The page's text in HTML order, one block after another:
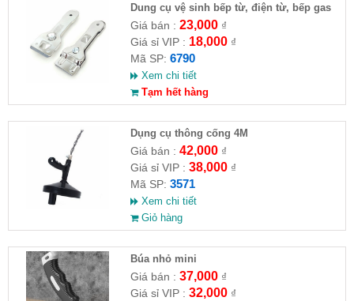
Dung cụ vệ sinh bếp từ, điện từ, bếp gas
Giá bán : 23,000₫
Giá sỉ VIP : 18,000₫
Mã SP: 6790
Xem chi tiết
Tạm hết hàng
Dụng cụ thông cống 4M
Giá bán : 42,000₫
Giá sỉ VIP : 38,000₫
Mã SP: 3571
Xem chi tiết
Giỏ hàng
Búa nhỏ mini
Giá bán : 37,000₫
Giá sỉ VIP : 32,000₫